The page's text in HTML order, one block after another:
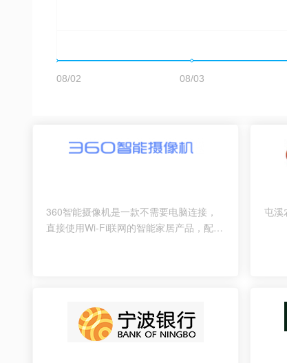
360智能摄像机是一款不需要电脑连接，
直接使用Wi-Fi联网的智能家居产品，配手
屯溪